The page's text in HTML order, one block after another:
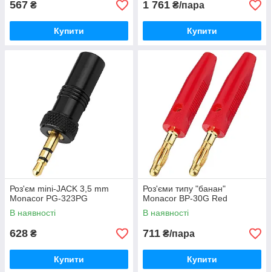
567 ₴
Купити
1 761 ₴/пара
Купити
Роз'єм mini-JACK 3,5 mm
Monacor PG-323PG
В наявності
628 ₴
Купити
Роз'єми типу "банан"
Monacor BP-30G Red
В наявності
711 ₴/пара
Купити